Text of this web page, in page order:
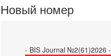
Новый номер
- BIS Journal №2(61)2026 -